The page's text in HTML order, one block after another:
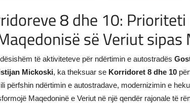
8 dhe 10:
së Veriut sipas
të aktiviteteve për ndërtimin e autostradës
Mickoski, ka theksuar se Korridoret 8 dhe 10
përfshin ndërtimin e autostradave, modernizimin e
Maqedoninë e Veriut në një qendër rajonale të